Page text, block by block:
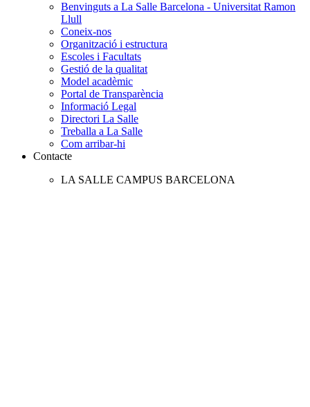
Benvinguts a La Salle Barcelona - Universitat Ramon
Llull
Coneix-nos
Organització i estructura
Escoles i Facultats
Gestió de la qualitat
Model acadèmic
Portal de Transparència
Informació Legal
Directori La Salle
Treballa a La Salle
Com arribar-hi
Contacte
LA SALLE CAMPUS BARCELONA